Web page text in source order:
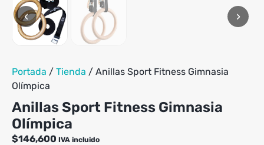
pueden
elegir
en
la
de
‹ ›
Portada / Tienda / Anillas Sport Fitness Gimnasia
Olímpica
Anillas Sport Fitness Gimnasia
Olímpica
$146,600 IVA incluido